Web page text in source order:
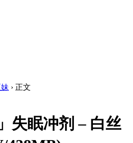
› 正文
失眠冲剂 – 白丝